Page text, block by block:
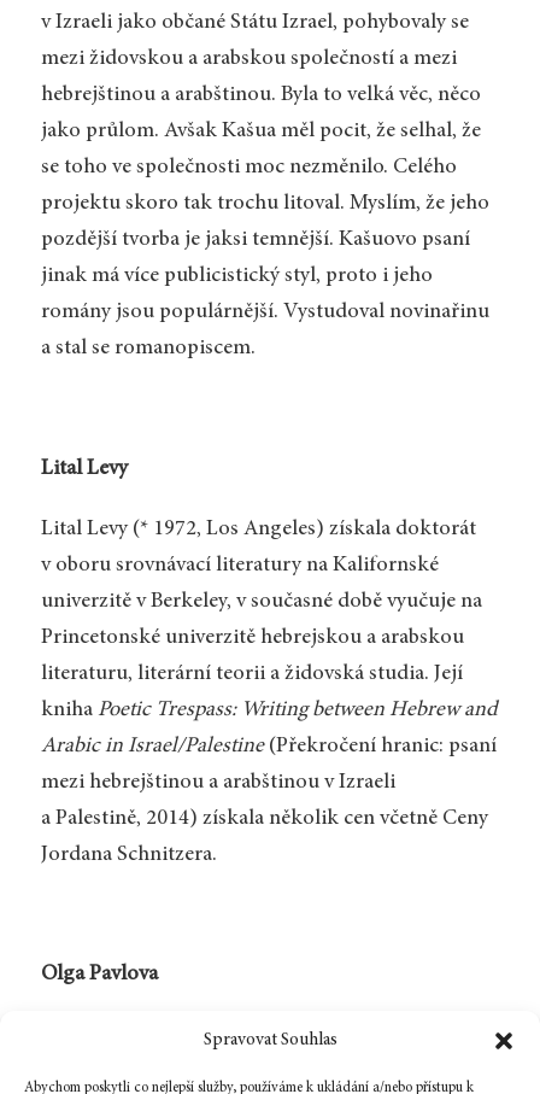
Spravovat Souhlas
Abychom poskytli co nejlepší služby, používáme k ukládání a/nebo přístupu k
v Izraeli jako občané Státu Izrael, pohybovaly se
mezi židovskou a arabskou společností a mezi
hebrejštinou a arabštinou. Byla to velká věc, něco
jako průlom. Avšak Kašua měl pocit, že selhal, že
se toho ve společnosti moc nezměnilo. Celého
projektu skoro tak trochu litoval. Myslím, že jeho
pozdější tvorba je jaksi temnější. Kašuovo psaní
jinak má více publicistický styl, proto i jeho
romány jsou populárnější. Vystudoval novinařinu
a stal se romanopiscem.
Lital Levy
Lital Levy (* 1972, Los Angeles) získala doktorát
v oboru srovnávací literatury na Kalifornské
univerzitě v Berkeley, v současné době vyučuje na
Princetonské univerzitě hebrejskou a arabskou
literaturu, literární teorii a židovská studia. Její
kniha Poetic Trespass: Writing between Hebrew and
Arabic in Israel/Palestine(Překročení hranic: psaní
mezi hebrejštinou a arabštinou v Izraeli
a Palestině, 2014) získala několik cen včetně Ceny
Jordana Schnitzera.
Olga Pavlova
Olga Pavlova (* 1984, Moskva) vystudovala češtinu